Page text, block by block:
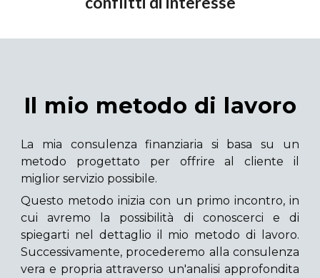
Il mio metodo di lavoro
La mia consulenza finanziaria si basa su un
metodo progettato per offrire al cliente il
miglior servizio possibile.
Questo metodo inizia con un primo incontro, in
cui avremo la possibilità di conoscerci e di
spiegarti nel dettaglio il mio metodo di lavoro.
Successivamente, procederemo alla consulenza
vera e propria attraverso un'analisi approfondita